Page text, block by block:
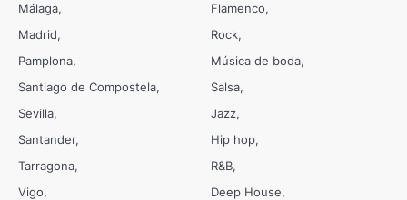
Málaga
Madrid
Pamplona
Santiago de Compostela
Sevilla
Santander
Tarragona
Vigo
Flamenco
Rock
Música de boda
Salsa
Jazz
Hip hop
R&B
Deep House